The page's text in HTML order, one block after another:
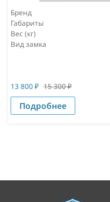
Бренд
Габариты
Вес (кг)
Вид замка
13 800₽ 15 300₽
Подробнее